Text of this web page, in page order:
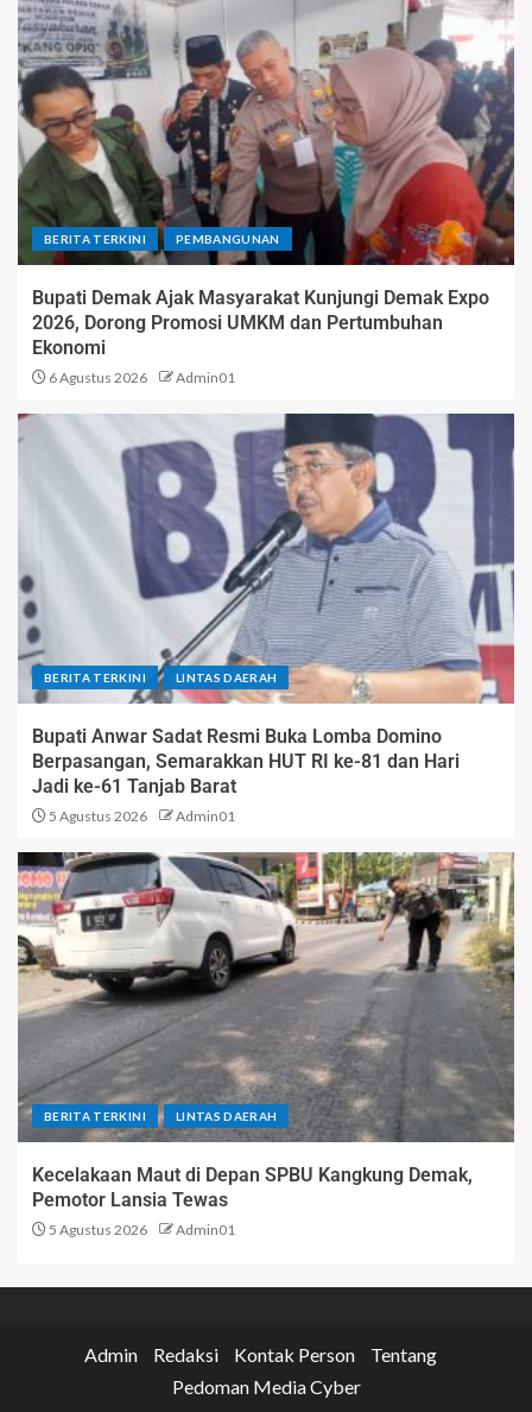
BERITA TERKINI PEMBANGUNAN
Bupati Demak Ajak Masyarakat Kunjungi Demak Expo
2026, Dorong Promosi UMKM dan Pertumbuhan
Ekonomi
6 Agustus 2026 Admin01
BERITA TERKINI LINTAS DAERAH
Bupati Anwar Sadat Resmi Buka Lomba Domino
Berpasangan, Semarakkan HUT RI ke-81 dan Hari
Jadi ke-61 Tanjab Barat
5 Agustus 2026 Admin01
BERITA TERKINI LINTAS DAERAH
Kecelakaan Maut di Depan SPBU Kangkung Demak,
Pemotor Lansia Tewas
5 Agustus 2026 Admin01
Admin Redaksi Kontak Person
Tentang
Pedoman Media Cyber